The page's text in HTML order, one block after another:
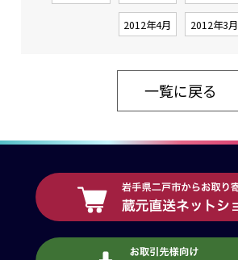
2012年4月 2012年3月
一覧に戻る